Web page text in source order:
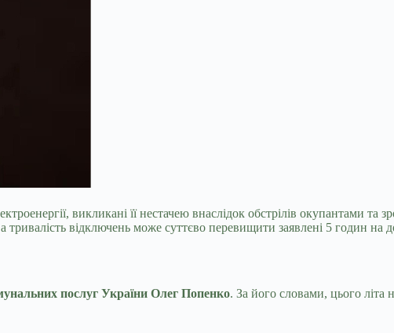
викликані її нестачею внаслідок обстрілів окупантами та
відключень може суттєво перевищити заявлені 5 годин на
послуг України Олег Попенко. За його словами, цього літа